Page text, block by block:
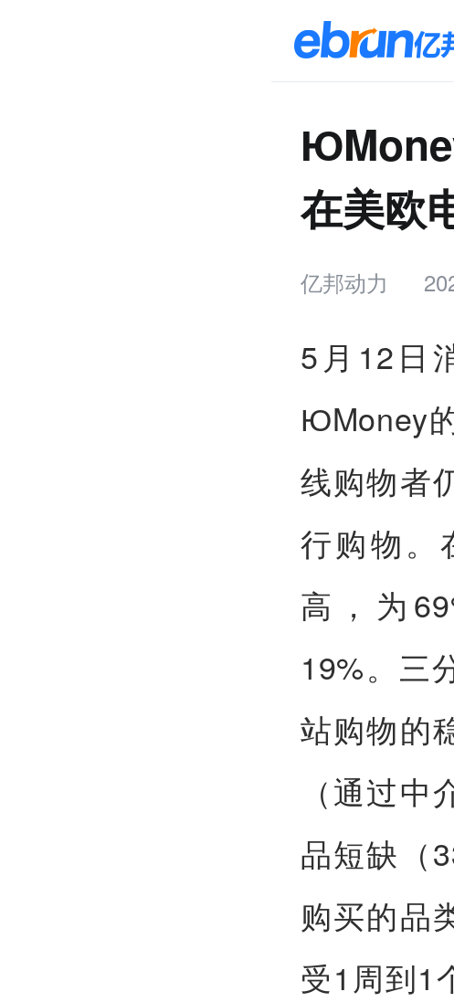
在美欧
亿邦动力
5月12日
ЮMoney
线购物者
行购物。
高，为
19%。三
站购物的
（通过
品短缺（
购买的品
受1周到1